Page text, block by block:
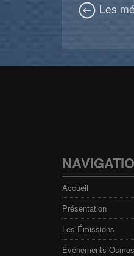
Les
Accueil
Présentation
Les Émissions
Événements